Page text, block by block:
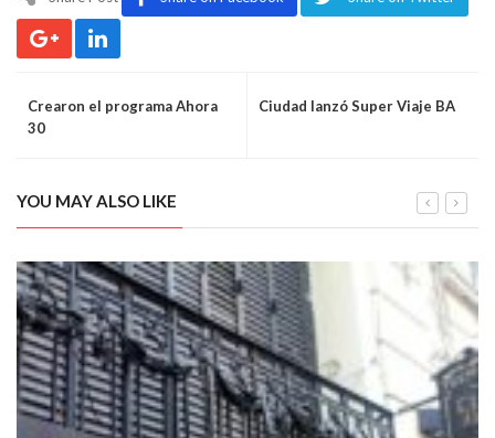
Crearon el programa Ahora
30
Ciudad lanzó Super Viaje BA
YOU MAY ALSO LIKE